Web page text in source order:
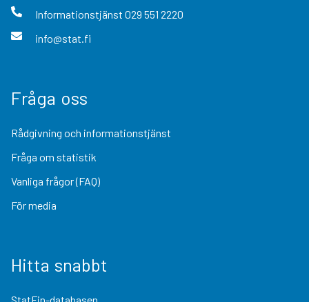
Informationstjänst 029 551 2220
info@stat.fi
Fråga oss
Rådgivning och informationstjänst
Fråga om statistik
Vanliga frågor (FAQ)
För media
Hitta snabbt